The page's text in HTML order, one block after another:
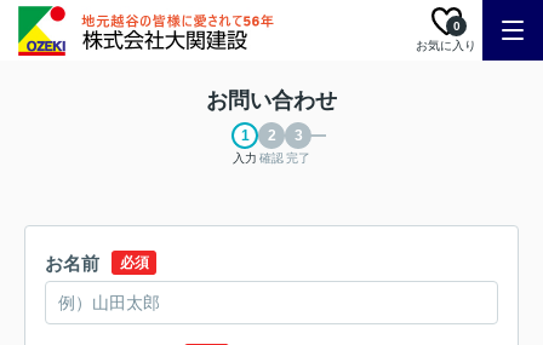
お気に入り
0
お問い合わせ
入力 確認完了
お名前 必須